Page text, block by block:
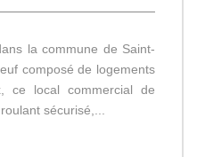
la commune de Saint-
composé de logements
ce local commercial de
sécurisé,...